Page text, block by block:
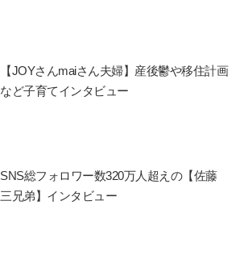
【JOYさんmaiさん夫婦】産後鬱や移住計画
など子育てインタビュー
SNS総フォロワー数320万人超えの【佐藤
三兄弟】インタビュー